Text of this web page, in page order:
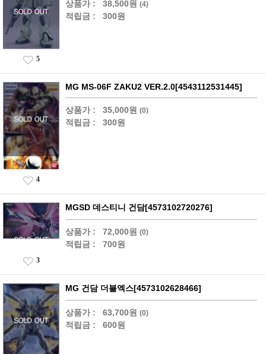
상품가 : 38,500원 (4)
적립금 : 300원
5
MG MS-06F ZAKU2 VER.2.0[4543112531445]
상품가 : 35,000원 (0)
적립금 : 300원
4
MGSD 데스티니 건담[4573102720276]
상품가 : 72,000원 (0)
적립금 : 700원
3
MG 건담 더블엑스[4573102628466]
상품가 : 63,700원 (0)
적립금 : 600원